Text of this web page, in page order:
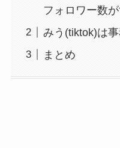
フォロワー数
みう(tiktok)は
まとめ